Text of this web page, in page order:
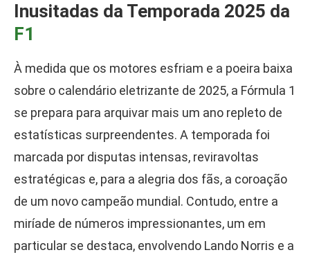
Inusitadas da Temporada 2025 da
F1
À medida que os motores esfriam e a poeira baixa
sobre o calendário eletrizante de 2025, a Fórmula 1
se prepara para arquivar mais um ano repleto de
estatísticas surpreendentes. A temporada foi
marcada por disputas intensas, reviravoltas
estratégicas e, para a alegria dos fãs, a coroação
de um novo campeão mundial. Contudo, entre a
miríade de números impressionantes, um em
particular se destaca, envolvendo Lando Norris e a